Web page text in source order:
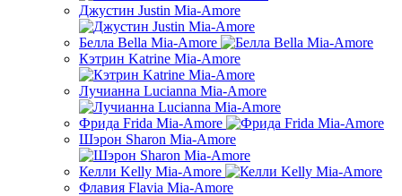
Джустин Justin Mia-Amore
Белла Bella Mia-Amore
Кэтрин Katrine Mia-Amore
Лучианна Lucianna Mia-Amore
Фрида Frida Mia-Amore
Шэрон Sharon Mia-Amore
Келли Kelly Mia-Amore
Флавия Flavia Mia-Amore